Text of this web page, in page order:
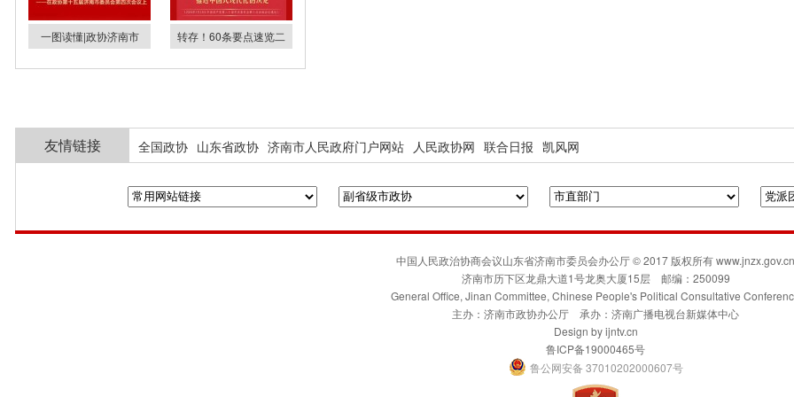
一图读懂|政协济南市 转存！60条要点速览二
友情链接 全国政协 山东省政协 济南市人民政府门户网站 人民政协网 联合日报 凯风网
中国人民政治协商会议山东省济南市委员会办公厅 © 2017 版权所有 www.jnzx.gov.cn
济南市历下区龙鼎大道1号龙奥大厦15层 邮编：250099
General Office, Jinan Committee, Chinese People's Political Consultative
主办：济南市政协办公厅 承办：济南广播电视台新媒体中心
Design byijntv.cn
鲁ICP备19000465号
鲁公网安备 37010202000607号